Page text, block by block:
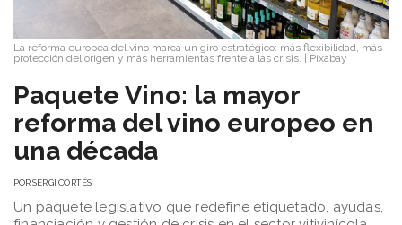
La reforma europea del vino marca un giro estratégico: más flexibilidad, más
protección del origen y más herramientas frente a las crisis.
Pixabay
Paquete Vino: la mayor
reforma del vino europeo en
una década
PORSERGI CORTÉS
Un paquete legislativo que redefine etiquetado, ayudas,